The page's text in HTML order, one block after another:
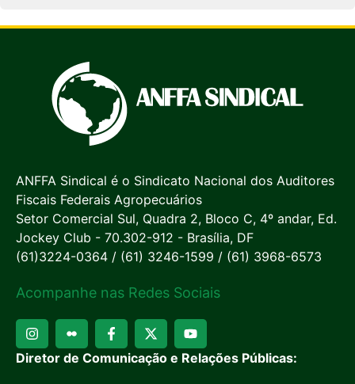
ANFFA Sindical é o Sindicato Nacional dos Auditores
Fiscais Federais Agropecuários
Setor Comercial Sul, Quadra 2, Bloco C, 4º andar, Ed.
Jockey Club - 70.302-912 - Brasília, DF
(61)3224-0364 / (61) 3246-1599 / (61) 3968-6573
Acompanhe nas Redes Sociais
Diretor de Comunicação e Relações Públicas: